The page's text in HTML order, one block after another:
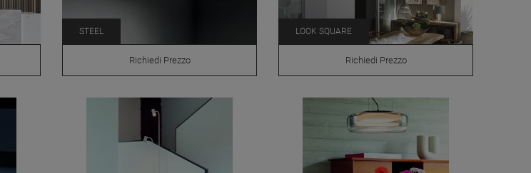
STEEL
Richiedi Prezzo
LOOK SQUARE
Richiedi Prezzo